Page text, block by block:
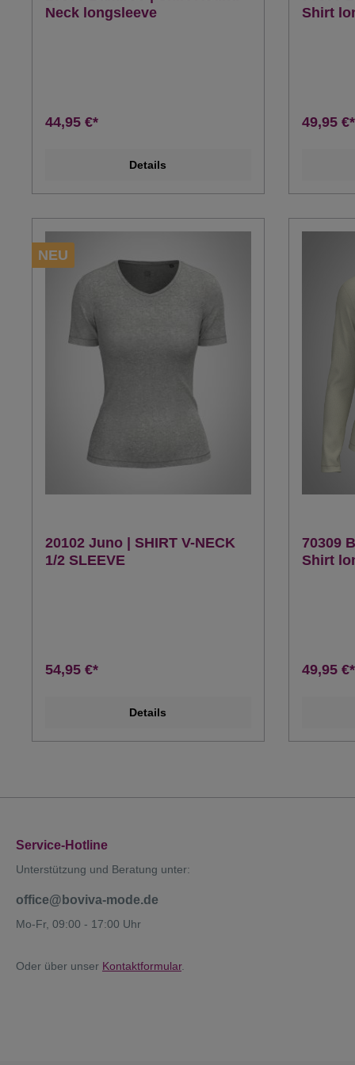
Neck longsleeve
44,95 €*
Details
Shirt
49,95 €*
NEU
20102 Juno | SHIRT V-NECK
1/2 SLEEVE
54,95 €*
Details
70309
Shirt
49,95 €*
Service-Hotline
Unterstützung und Beratung unter:
office@boviva-mode.de
Mo-Fr, 09:00 - 17:00 Uhr
Oder über unser Kontaktformular.